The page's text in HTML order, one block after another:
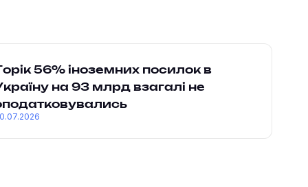
56% іноземних посилок в
на 93 млрд взагалі не